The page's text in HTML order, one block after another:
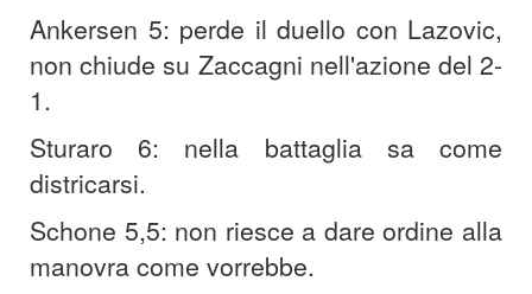
Ankersen 5: perde il duello con Lazovic,
non chiude su Zaccagni nell'azione del 2-
1.
Sturaro 6: nella battaglia sa come
districarsi.
Schone 5,5: non riesce a dare ordine alla
manovra come vorrebbe.